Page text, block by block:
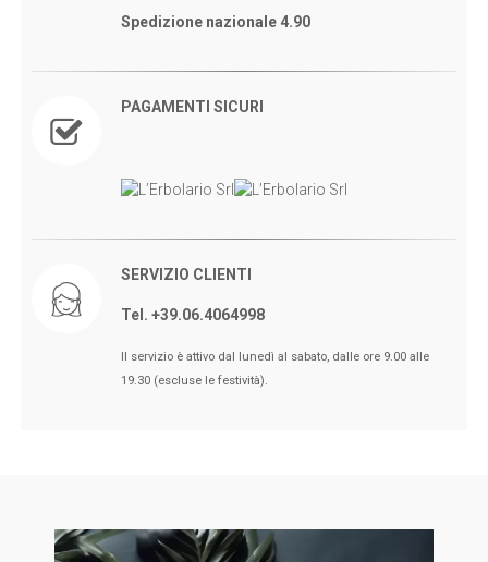
Spedizione nazionale 4.90
PAGAMENTI SICURI
SERVIZIO CLIENTI
Tel. +39.06.4064998
Il servizio è attivo dal lunedì al sabato, dalle ore 9.00 alle
19.30 (escluse le festività).
🖤BLACK FRIDAY dal 13 a l 25
Novembre sconti fino al 50% Su